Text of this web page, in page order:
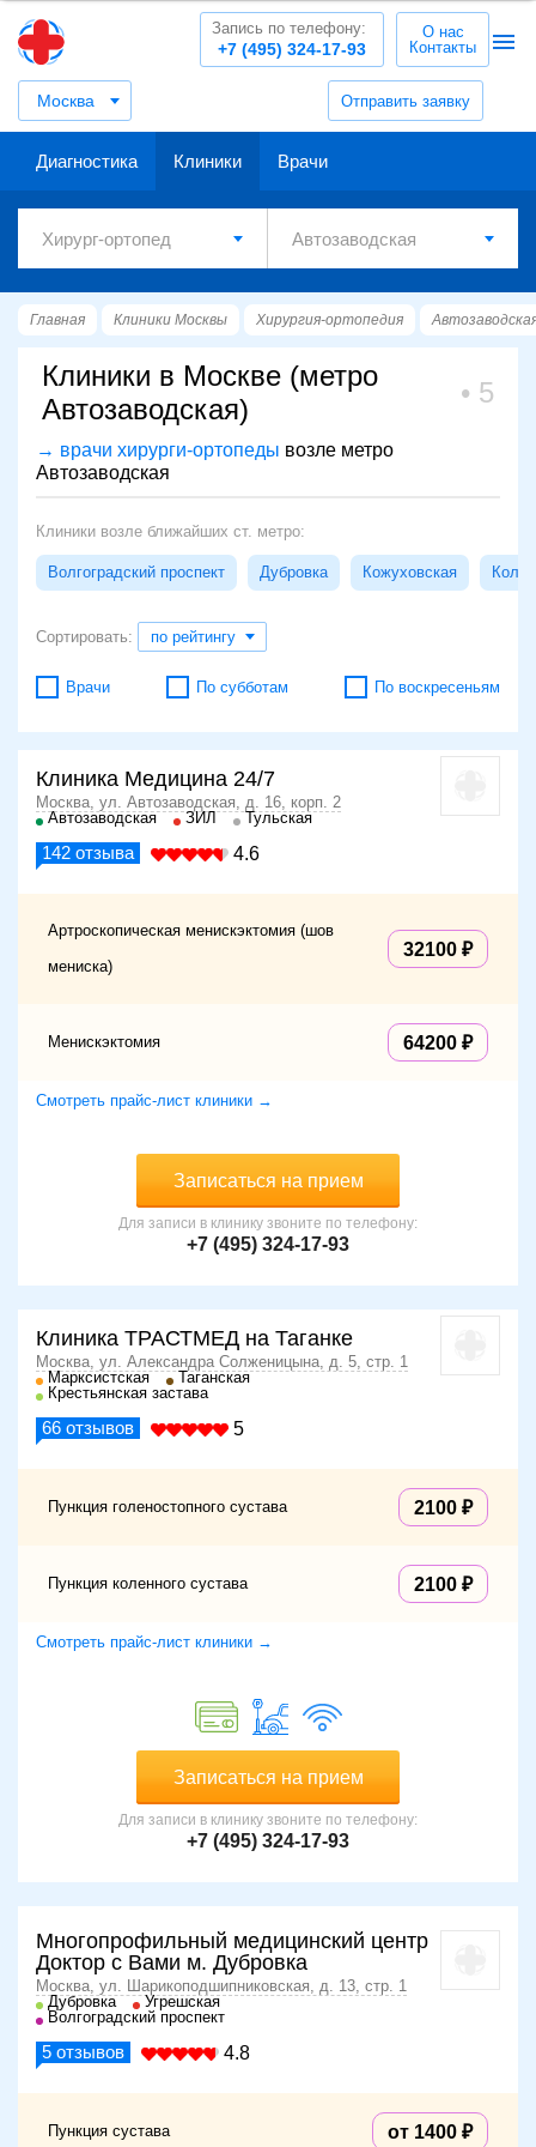
Москва Отправить заявку
+7 (495) 324-17-93
Запись по телефону:
О нас
Контакты
Диагностика Клиники Врачи
Главная Клиники Москвы Хирургия-ортопедия
Клиники в Москве (метро
Автозаводская)
5
→ врачи хирурги-ортопеды возле метро
Автозаводская
Клиники возле ближайших ст. метро:
Волгоградский проспект Дубровка Кожуховская
Сортировать: по рейтингу
Врачи По субботам По воскресеньям
Клиника Медицина 24/7
Москва, ул. Автозаводская, д. 16, корп. 2
Автозаводская
ЗИЛ Тульская
142 отзыва 4.6
Артроскопическая менискэктомия (шов
мениска)
32100
Менискэктомия 64200
Смотреть прайс-лист клиники →
Записаться на прием
Для записи в клинику звоните по телефону:
+7 (495) 324-17-93
Клиника ТРАСТМЕД на Таганке
Москва, ул. Александра Солженицына, д. 5, стр. 1
Марксистская
Таганская
Крестьянская застава
66 отзывов 5
Пункция голеностопного сустава 2100
Пункция коленного сустава 2100
Смотреть прайс-лист клиники →
Записаться на прием
Для записи в клинику звоните по телефону:
+7 (495) 324-17-93
Многопрофильный медицинский центр
Доктор с Вами м. Дубровка
Москва, ул. Шарикоподшипниковская, д. 13, стр. 1
Дубровка
Угрешская
Волгоградский проспект
5 отзывов 4.8
Пункция сустава от 1400